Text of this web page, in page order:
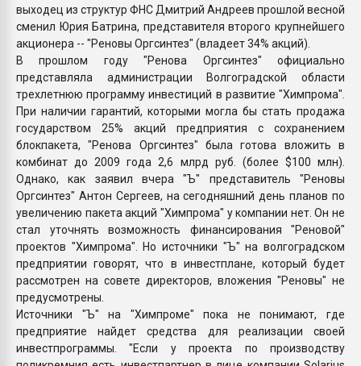
выходец из структур ФНС Дмитрий Андреев прошлой весной
сменил Юрия Батрина, представителя второго крупнейшего
акционера -- "Реновы Оргсинтез" (владеет 34% акций).
В прошлом году "Ренова Оргсинтез" официально
представляла администрации Волгоградской области
трехлетнюю программу инвестиций в развитие "Химпрома".
При наличии гарантий, которыми могла бы стать продажа
государством 25% акций предприятия с сохранением
блокпакета, "Ренова Оргсинтез" была готова вложить в
комбинат до 2009 года 2,6 млрд руб. (более $100 млн).
Однако, как заявил вчера "Ъ" представитель "Реновы
Оргсинтез" Антон Сергеев, на сегодняшний день планов по
увеличению пакета акций "Химпрома" у компании нет. Он не
стал уточнять возможность финансирования "Реновой"
проектов "Химпрома". Но источники "Ъ" на волгоградском
предприятии говорят, что в инвестплане, который будет
рассмотрен на совете директоров, вложения "Реновы" не
предусмотрены.
Источники "Ъ" на "Химпроме" пока не понимают, где
предприятие найдет средства для реализации своей
инвестпрограммы. "Если у проекта по производству